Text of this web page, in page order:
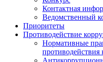
Контактная
Ведомственный
Приоритеты
Противодействие
Нормативные
противодействия